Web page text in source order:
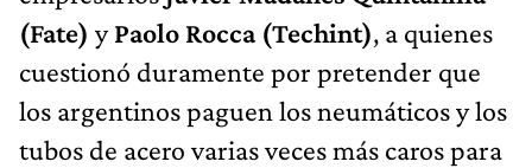
(Fate) yPaolo Rocca (Techint), a quienes
cuestionó duramente por pretender que
los argentinos paguen los neumáticos y los
tubos de acero varias veces más caros para